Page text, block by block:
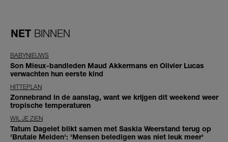
NET BINNEN
BABYNIEUWS
Son Mieux-bandleden Maud Akkermans en Olivier Lucas
verwachten hun eerste kind
HITTEPLAN
Zonnebrand in de aanslag, want we krijgen dit weekend weer
tropische temperaturen
WIL JE ZIEN
Tatum Dagelet blikt samen met Saskia Weerstand terug op
'Brutale Meiden': 'Mensen beledigen was niet leuk meer'